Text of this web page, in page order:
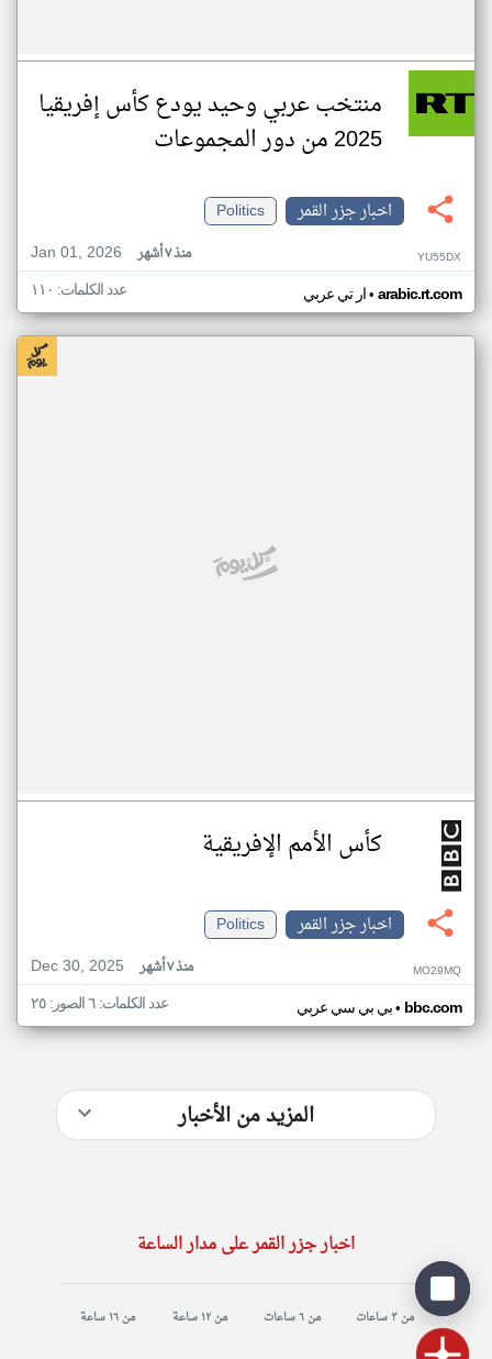
منتخب عربي وحيد يودع كأس إفريقيا
2025 من دور المجموعات
اخبار جزر القمر
Politics
Jan 01, 2026
منذ ٧ أشهر YU55DX
ار تي عربي• arabic.rt.com عدد الكلمات: ١١٠
كأس الأمم الإفريقية
اخبار جزر القمر
Politics
Dec 30, 2025
منذ ٧ أشهر MO29MQ
بي بي سي عربي• bbc.com عدد الكلمات: ٦ الصور: ٢٥
المزيد من الأخبار
اخبار جزر القمر على مدار الساعة
من ٣ ساعات من ٦ ساعات من ١٢ ساعة من ١٦ ساعة